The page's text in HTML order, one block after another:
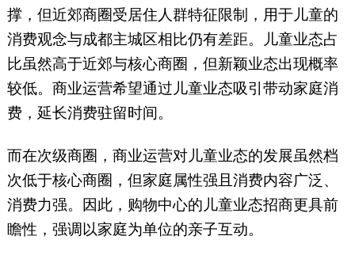
撑，但近郊商圈受居住人群特征限制，用于儿童的
消费观念与成都主城区相比仍有差距。儿童业态占
比虽然高于近郊与核心商圈，但新颖业态出现概率
较低。商业运营希望通过儿童业态吸引带动家庭消
费，延长消费驻留时间。
而在次级商圈，商业运营对儿童业态的发展虽然档
次低于核心商圈，但家庭属性强且消费内容广泛、
消费力强。因此，购物中心的儿童业态招商更具前
瞻性，强调以家庭为单位的亲子互动。